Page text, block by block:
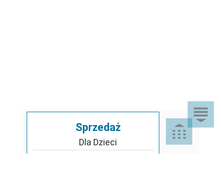
Sprzedaż
Dla Dzieci